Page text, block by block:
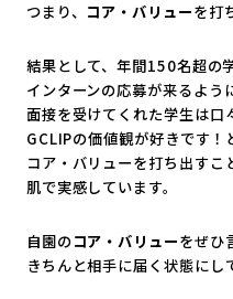
つまり、 コア・バリューを打
結果として、年間150名超の
インターンの応募が来るよう
面接を受けてくれた学生は口
GCLIPの価値観が好きです！
コア・バリューを打ち出すこ
肌で実感しています。
自園のコア・バリューをぜひ
きちんと相手に届く状態にし